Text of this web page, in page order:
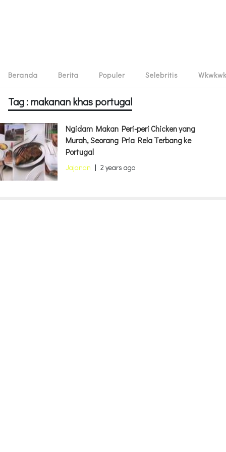
Beranda Berita Populer Selebritis Wkwkwk
Tag : makanan khas portugal
Ngidam Makan Peri-peri Chicken yang
Murah, Seorang Pria Rela Terbang ke
Portugal
Jajanan | 2 years ago